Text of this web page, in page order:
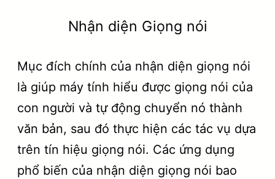
Nhận diện Giọng nói
Mục đích chính của nhận diện giọng nói
là giúp máy tính hiểu được giọng nói của
con người và tự động chuyển nó thành
văn bản, sau đó thực hiện các tác vụ dựa
trên tín hiệu giọng nói. Các ứng dụng
phổ biến của nhận diện giọng nói bao